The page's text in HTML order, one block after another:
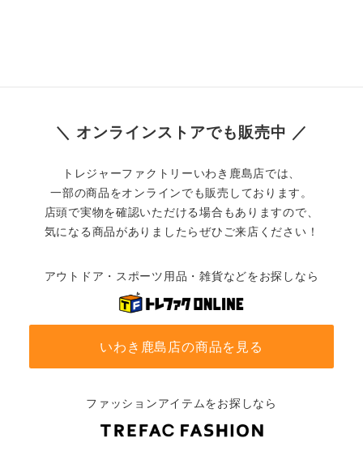
＼ オンラインストアでも販売中 ／
トレジャーファクトリーいわき鹿島店では、
一部の商品をオンラインでも販売しております。
店頭で実物を確認いただける場合もありますので、
気になる商品がありましたらぜひご来店ください！
アウトドア・スポーツ用品・雑貨などをお探しなら
いわき鹿島店の商品を見る
ファッションアイテムをお探しなら